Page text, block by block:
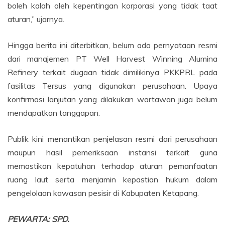
boleh kalah oleh kepentingan korporasi yang tidak taat
aturan,” ujarnya.
Hingga berita ini diterbitkan, belum ada pernyataan resmi
dari manajemen PT Well Harvest Winning Alumina
Refinery terkait dugaan tidak dimilikinya PKKPRL pada
fasilitas Tersus yang digunakan perusahaan. Upaya
konfirmasi lanjutan yang dilakukan wartawan juga belum
mendapatkan tanggapan.
Publik kini menantikan penjelasan resmi dari perusahaan
maupun hasil pemeriksaan instansi terkait guna
memastikan kepatuhan terhadap aturan pemanfaatan
ruang laut serta menjamin kepastian hukum dalam
pengelolaan kawasan pesisir di Kabupaten Ketapang.
PEWARTA: SPD.